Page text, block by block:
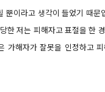
뿐이라고 생각이 들었기 때문
한 저는 피해자고 표절을 한
가해자가 잘못을 인정하고